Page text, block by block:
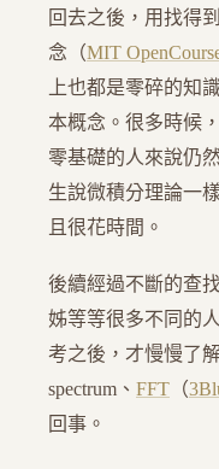
回去之後，用找得
念（MIT
上也都是零碎的知
本概念。很多時候
零基礎的人來說仍
生說微積分理論一
且很花時間。
後續經過不斷的查
姊等等很多不同的
考之後，才慢慢了
spectrum、 FFT （
回事。